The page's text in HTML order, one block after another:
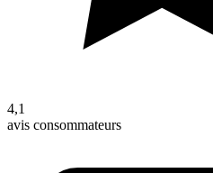
4,1
avis consommateurs